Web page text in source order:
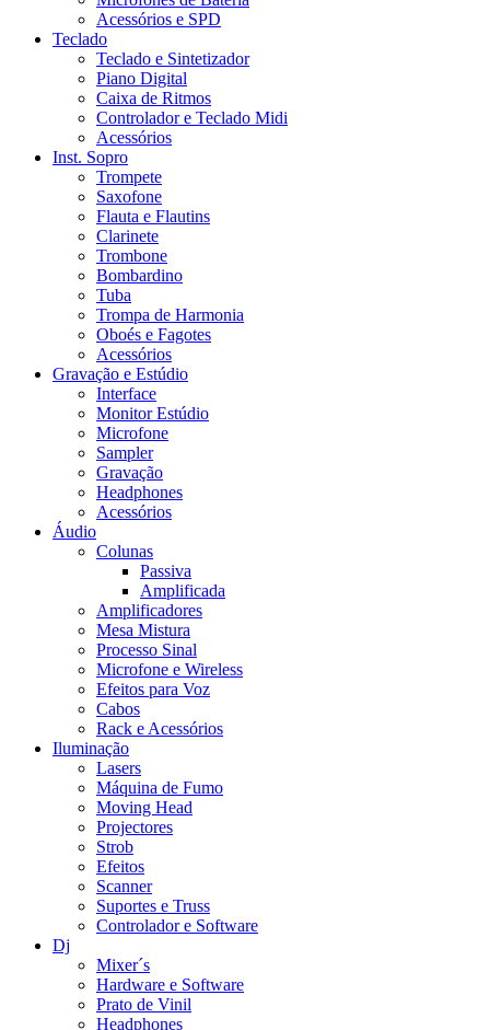
Acessórios e SPD
Teclado
Teclado e Sintetizador
Piano Digital
Caixa de Ritmos
Controlador e Teclado Midi
Acessórios
Inst. Sopro
Trompete
Saxofone
Flauta e Flautins
Clarinete
Trombone
Bombardino
Tuba
Trompa de Harmonia
Oboés e Fagotes
Acessórios
Gravação e Estúdio
Interface
Monitor Estúdio
Microfone
Sampler
Gravação
Headphones
Acessórios
Áudio
Colunas
Passiva
Amplificada
Amplificadores
Mesa Mistura
Processo Sinal
Microfone e Wireless
Efeitos para Voz
Cabos
Rack e Acessórios
Iluminação
Lasers
Máquina de Fumo
Moving Head
Projectores
Strob
Efeitos
Scanner
Suportes e Truss
Controlador e Software
Dj
Mixer´s
Hardware e Software
Prato de Vinil
Headphones